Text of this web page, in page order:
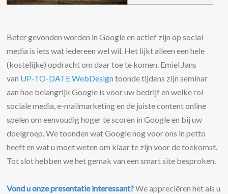
Beter gevonden worden in Google en actief zijn op social
media is iets wat iedereen wel wil. Het lijkt alleen een hele
(kostelijke) opdracht om daar toe te komen. Emiel Jans
van UP-TO-DATE WebDesigntoonde tijdens zijn seminar
aan hoe belangrijk Google is voor uw bedrijf en welke rol
sociale media, e-mailmarketing en de juiste content online
spelen om eenvoudig hoger te scoren in Google en bij uw
doelgroep. We toonden wat Google nog voor ons in petto
heeft en wat u moet weten om klaar te zijn voor de toekomst.
Tot slot hebben we het gemak van een smart site besproken.
Vond u onze presentatie interessant?We appreciëren het als u